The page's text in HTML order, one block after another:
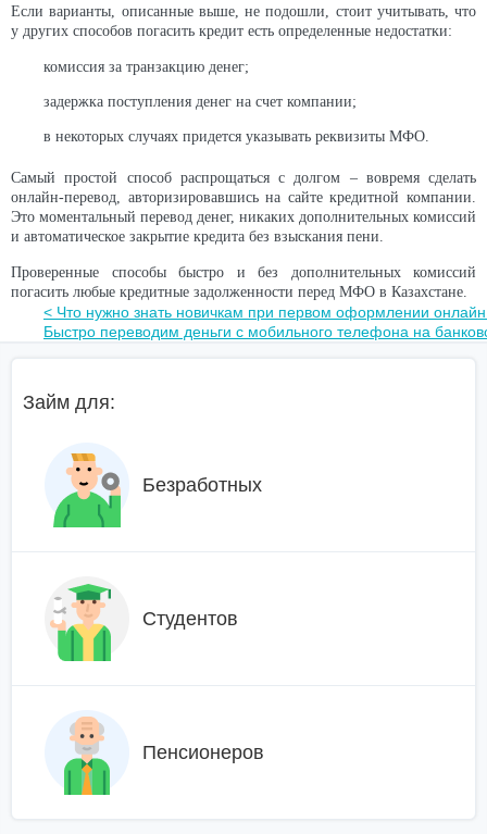
Если варианты, описанные выше, не подошли, стоит учитывать, что
у других способов погасить кредит есть определенные недостатки:
комиссия за транзакцию денег;
задержка поступления денег на счет компании;
в некоторых случаях придется указывать реквизиты МФО.
Самый простой способ распрощаться с долгом – вовремя сделать
онлайн-перевод, авторизировавшись на сайте кредитной компании.
Это моментальный перевод денег, никаких дополнительных комиссий
и автоматическое закрытие кредита без взыскания пени.
Проверенные способы быстро и без дополнительных комиссий
погасить любые кредитные задолженности перед МФО в Казахстане.
< Что нужно знать новичкам при первом оформлении
Быстро переводим деньги с мобильного телефона на
Займ для:
Безработных
Студентов
Пенсионеров